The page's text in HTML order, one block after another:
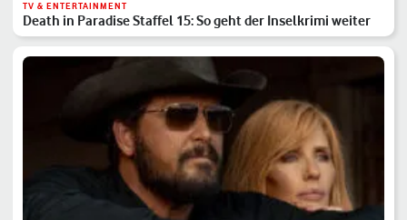
TV & ENTERTAINMENT
Death in Paradise Staffel 15: So geht der Inselkrimi weiter